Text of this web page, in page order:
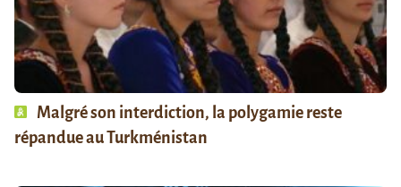
Malgré son interdiction, la polygamie reste
répandue au Turkménistan